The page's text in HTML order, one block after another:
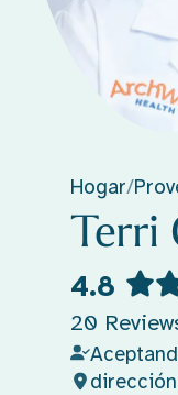
Hogar/
Terri
4.8
20